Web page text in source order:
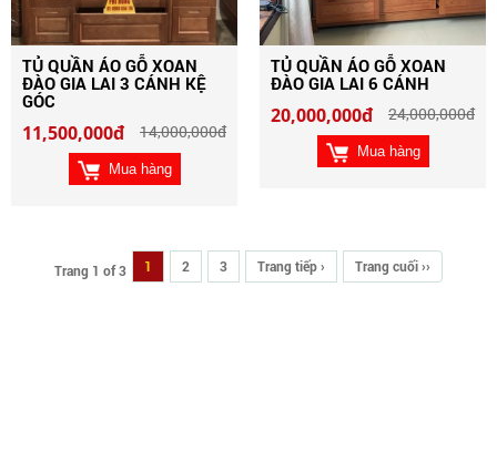
TỦ QUẦN ÁO GỖ XOAN
ĐÀO GIA LAI 3 CÁNH KỆ
GÓC
11,500,000đ 14,000,000đ
Mua hàng
TỦ QUẦN ÁO GỖ XOAN
ĐÀO GIA LAI 6 CÁNH
20,000,000đ 24,000,000đ
Mua hàng
Trang 1 of 3 1 2 3 Trang tiếp › Trang cuối ››